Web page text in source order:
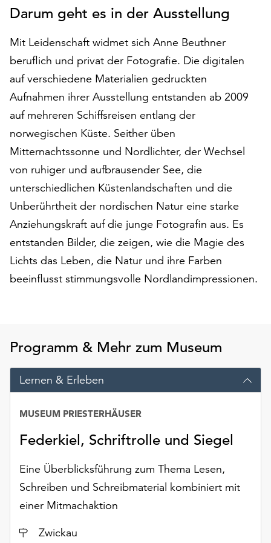
auf
akzeptieren“,
um
alle
Cookies
zu
akzeptieren.
können
Ihr
Einverständnis
jederzeit
ändern
und
widerrufen.
steht
Ihnen
am
Schaltfläche
Einstellungen“
zur
Funktionale
Cookies
werden
ohne
Ihr
Einverständnis
ausgeführt.
Darum geht es in der Ausstellung
Mit Leidenschaft widmet sich Anne Beuthner
beruflich und privat der Fotografie. Die digitalen
auf verschiedene Materialien gedruckten
Aufnahmen ihrer Ausstellung entstanden ab 2009
auf mehreren Schiffsreisen entlang der
norwegischen Küste. Seither üben
Mitternachtssonne und Nordlichter, der Wechsel
von ruhiger und aufbrausender See, die
unterschiedlichen Küstenlandschaften und die
Unberührtheit der nordischen Natur eine starke
Anziehungskraft auf die junge Fotografin aus. Es
entstanden Bilder, die zeigen, wie die Magie des
Lichts das Leben, die Natur und ihre Farben
beeinflusst stimmungsvolle Nordlandimpressionen.
Programm & Mehr zum Museum
Lernen & Erleben
Federkiel, Schriftrolle und Siegel
MUSEUM PRIESTERHÄUSER
Eine Überblicksführung zum Thema Lesen,
Schreiben und Schreibmaterial kombiniert mit
einer Mitmachaktion
Ort
Zwickau